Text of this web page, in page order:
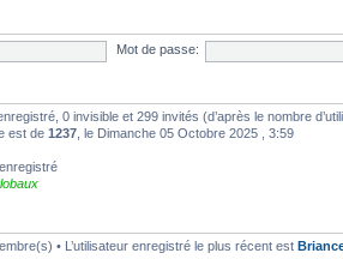
Mot de passe:
0 invisible et 299 invités (d’après le nombre
est de 1237 , le Dimanche 05 Octobre 2025 , 3:59
• L’utilisateur enregistré le plus récent est